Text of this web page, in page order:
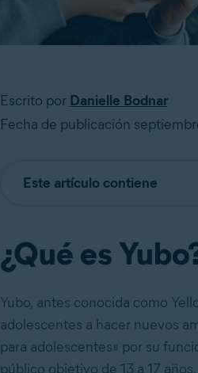
Escrito por Danielle Bodnar
Fecha de publicación
Este artículo contiene
¿Qué es
Yubo, antes conocida como
adolescentes a hacer nuevos
para adolescentes» por su
público objetivo de 13 a 17